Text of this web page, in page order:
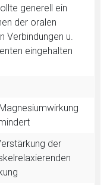
generell ein
der oralen
Verbindungen u.
eingehalten
der